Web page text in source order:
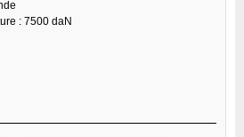
: 7500 daN